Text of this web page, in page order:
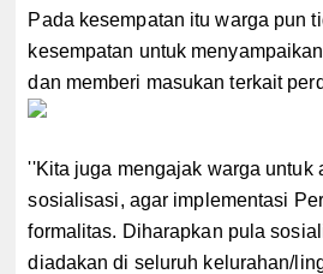
Pada kesempatan itu warga pun
kesempatan untuk
dan memberi masukan terkait
''Kita juga mengajak warga untuk
sosialisasi, agar implementasi
formalitas. Diharapkan pula
diadakan di seluruh kelurahan/